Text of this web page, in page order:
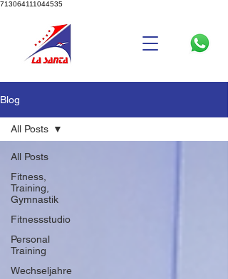
713064111044535
Blog
All Posts
Fitness,
Training,
Gymnastik
Fitnessstudio
Personal
Training
Wechseljahre
All Posts